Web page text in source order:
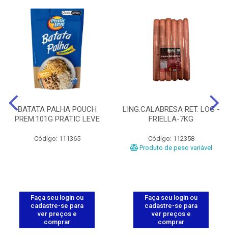
BATATA PALHA POUCH
PREM.101G PRATIC LEVE
Código: 111365
Faça seu login ou
cadastre-se para
ver preços e
comprar
LING.CALABRESA RET. LOG -
FRIELLA-7KG
Código: 112358
Produto de peso variável
Faça seu login ou
cadastre-se para
ver preços e
comprar